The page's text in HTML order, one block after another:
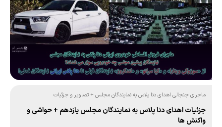
ماجرای جنجالی اهدای دنا پلاس به نمایندگان مجلس + تصاویر و جزئیات
جزئیات اهدای دنا پلاس به نمایندگان مجلس یازدهم + حواشی و
واکنش ها